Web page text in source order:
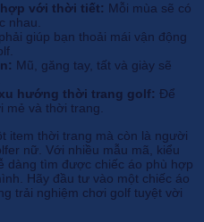
với thời tiết: Mỗi mùa sẽ có
nhau.
giúp bạn thoải mái vận động
Mũ, găng tay, tất và giày sẽ
hướng thời trang golf: Để
mẻ và thời trang.
item thời trang mà còn là người
nữ. Với nhiều mẫu mã, kiểu
dàng tìm được chiếc áo phù hợp
Hãy đầu tư vào một chiếc áo
trải nghiệm chơi golf tuyệt vời